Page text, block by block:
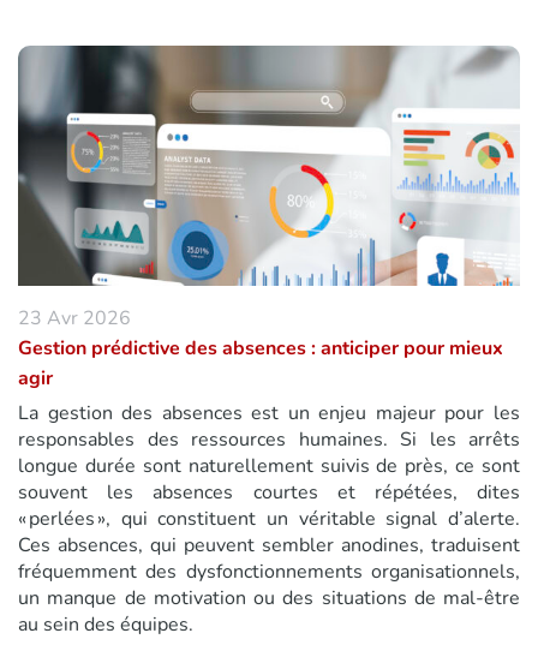
23 Avr 2026
Gestion prédictive des absences : anticiper pour mieux
agir
La gestion des absences est un enjeu majeur pour les
responsables des ressources humaines. Si les arrêts
longue durée sont naturellement suivis de près, ce sont
souvent les absences courtes et répétées, dites
« perlées », qui constituent un véritable signal d’alerte.
Ces absences, qui peuvent sembler anodines, traduisent
fréquemment des dysfonctionnements organisationnels,
un manque de motivation ou des situations de mal-être
au sein des équipes.